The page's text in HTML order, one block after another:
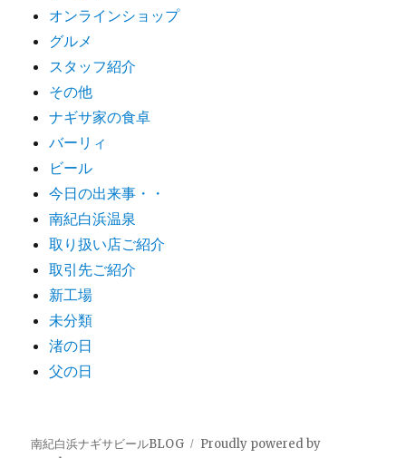
オンラインショップ
グルメ
スタッフ紹介
その他
ナギサ家の食卓
バーリィ
ビール
今日の出来事・・
南紀白浜温泉
取り扱い店ご紹介
取引先ご紹介
新工場
未分類
渚の日
父の日
南紀白浜ナギサビールBLOG
Proudly powered by